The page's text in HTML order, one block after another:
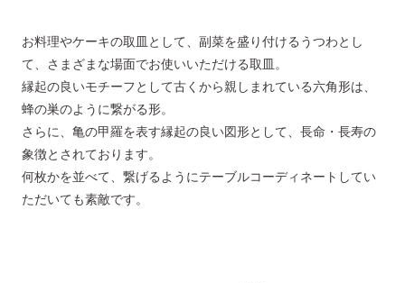
お料理やケーキの取皿として、副菜を盛り付けるうつわとし
て、さまざまな場面でお使いいただける取皿。
縁起の良いモチーフとして古くから親しまれている六角形は、
蜂の巣のように繋がる形。
さらに、亀の甲羅を表す縁起の良い図形として、長命・長寿の
象徴とされております。
何枚かを並べて、繋げるようにテーブルコーディネートしてい
ただいても素敵です。